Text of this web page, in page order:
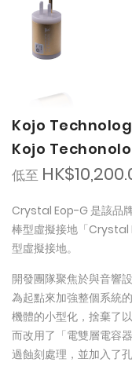
Kojo
Kojo
低至
Crystal Eop-G 是該品
棒型虛擬接地「Crystal
型虛擬接地。
開發團隊聚焦於與音響
為起點來加強整個系統
機體的小型化，捨棄了
而改用了「電雙層電容
過蝕刻處理，並加入了